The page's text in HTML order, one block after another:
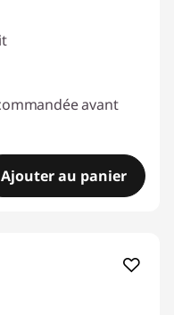
avant
Ajouter au panier